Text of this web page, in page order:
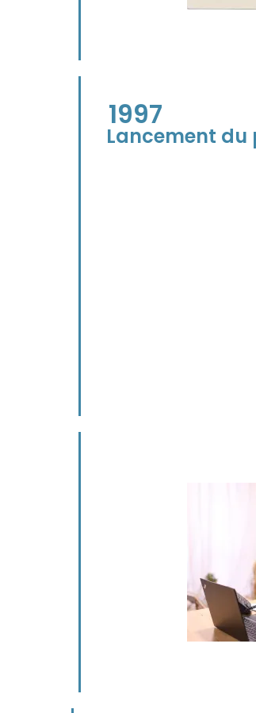
1997
Lancement du